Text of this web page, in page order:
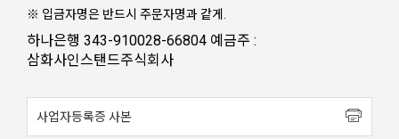
※ 입금자명은 반드시 주문자명과 같게.
하나은행 343-910028-66804 예금주 :
삼화사인스탠드주식회사
사업자등록증 사본